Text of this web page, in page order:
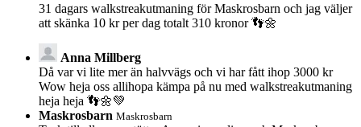
31 dagars walkstreakutmaning för Maskrosbarn och jag väljer
att skänka 10 kr per dag totalt 310 kronor 👣🌼
Anna Millberg
Då var vi lite mer än halvvägs och vi har fått ihop 3000 kr
Wow heja oss allihopa kämpa på nu med walkstreakutmaning
heja heja 👣🌼💚
Maskrosbarn Maskrosbarn